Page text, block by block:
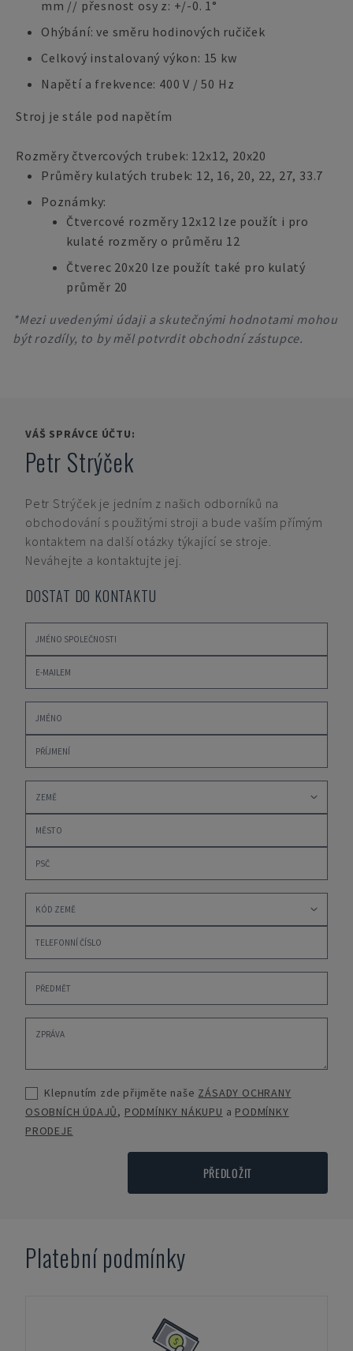
mm // přesnost osy z: +/-0. 1°
Ohýbání: ve směru hodinových ručiček
Celkový instalovaný výkon: 15 kw
Napětí a frekvence: 400 V / 50 Hz
Stroj je stále pod napětím
Rozměry čtvercových trubek: 12x12, 20x20
Průměry kulatých trubek: 12, 16, 20, 22, 27, 33.7
Poznámky:
Čtvercové rozměry 12x12 lze použít i pro
kulaté rozměry o průměru 12
Čtverec 20x20 lze použít také pro kulatý
průměr 20
*Mezi uvedenými údaji a skutečnými hodnotami mohou
být rozdíly, to by měl potvrdit obchodní zástupce.
VÁŠ SPRÁVCE ÚČTU:
Petr Strýček
Petr Strýček je jedním z našich odborníků na
obchodování s použitými stroji a bude vaším přímým
kontaktem na další otázky týkající se stroje.
Neváhejte a kontaktujte jej.
DOSTAT DO KONTAKTU
Klepnutím zde přijměte naše ZÁSADY OCHRANY
OSOBNÍCH ÚDAJŮ, PODMÍNKY NÁKUPU a PODMÍNKY
PRODEJE
PŘEDLOŽIT
Platební podmínky